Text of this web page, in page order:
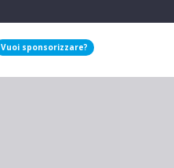
Vuoi sponsorizzare?